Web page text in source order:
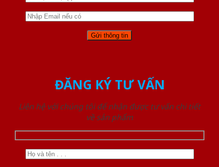
ĐĂNG KÝ TƯ VẤN
Liên hệ với chúng tôi để nhận được tư vấn chi tiết
về sản phẩm